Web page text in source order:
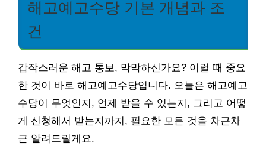
해고예고수당 기본 개념과 조
건
갑작스러운 해고 통보, 막막하신가요? 이럴 때 중요
한 것이 바로 해고예고수당입니다. 오늘은 해고예고
수당이 무엇인지, 언제 받을 수 있는지, 그리고 어떻
게 신청해서 받는지까지, 필요한 모든 것을 차근차
근 알려드릴게요.